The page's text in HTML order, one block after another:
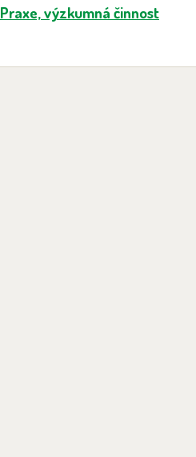
Praxe, výzkumná činnost